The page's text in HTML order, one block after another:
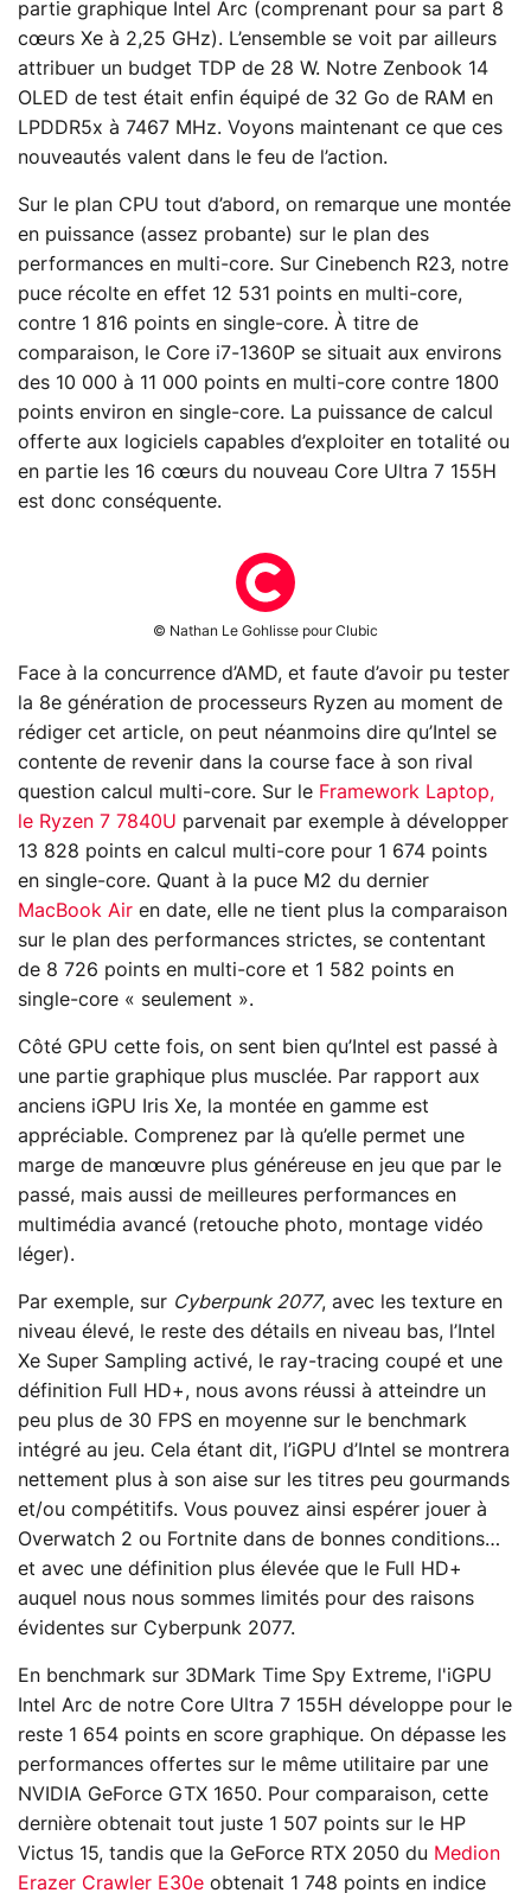
partie graphique Intel Arc (comprenant pour sa part 8
cœurs Xe à 2,25 GHz). L’ensemble se voit par ailleurs
attribuer un budget TDP de 28 W. Notre Zenbook 14
OLED de test était enfin équipé de 32 Go de RAM en
LPDDR5x à 7467 MHz. Voyons maintenant ce que ces
nouveautés valent dans le feu de l’action.
Sur le plan CPU tout d’abord, on remarque une montée
en puissance (assez probante) sur le plan des
performances en multi-core. Sur Cinebench R23, notre
puce récolte en effet 12 531 points en multi-core,
contre 1 816 points en single-core. À titre de
comparaison, le Core i7-1360P se situait aux environs
des 10 000 à 11 000 points en multi-core contre 1800
points environ en single-core. La puissance de calcul
offerte aux logiciels capables d’exploiter en totalité ou
en partie les 16 cœurs du nouveau Core Ultra 7 155H
est donc conséquente.
© Nathan Le Gohlisse pour Clubic
Face à la concurrence d’AMD, et faute d’avoir pu tester
la 8e génération de processeurs Ryzen au moment de
rédiger cet article, on peut néanmoins dire qu’Intel se
contente de revenir dans la course face à son rival
question calcul multi-core. Sur le Framework Laptop,
le Ryzen 7 7840U parvenait par exemple à développer
13 828 points en calcul multi-core pour 1 674 points
en single-core. Quant à la puce M2 du dernier
MacBook Air en date, elle ne tient plus la comparaison
sur le plan des performances strictes, se contentant
de 8 726 points en multi-core et 1 582 points en
single-core « seulement ».
Côté GPU cette fois, on sent bien qu’Intel est passé à
une partie graphique plus musclée. Par rapport aux
anciens iGPU Iris Xe, la montée en gamme est
appréciable. Comprenez par là qu’elle permet une
marge de manœuvre plus généreuse en jeu que par le
passé, mais aussi de meilleures performances en
multimédia avancé (retouche photo, montage vidéo
léger).
Par exemple, sur Cyberpunk 2077, avec les texture en
niveau élevé, le reste des détails en niveau bas, l’Intel
Xe Super Sampling activé, le ray-tracing coupé et une
définition Full HD+, nous avons réussi à atteindre un
peu plus de 30 FPS en moyenne sur le benchmark
intégré au jeu. Cela étant dit, l’iGPU d’Intel se montrera
nettement plus à son aise sur les titres peu gourmands
et/ou compétitifs. Vous pouvez ainsi espérer jouer à
Overwatch 2 ou Fortnite dans de bonnes conditions…
et avec une définition plus élevée que le Full HD+
auquel nous nous sommes limités pour des raisons
évidentes sur Cyberpunk 2077.
En benchmark sur 3DMark Time Spy Extreme, l'iGPU
Intel Arc de notre Core Ultra 7 155H développe pour le
reste 1 654 points en score graphique. On dépasse les
performances offertes sur le même utilitaire par une
NVIDIA GeForce GTX 1650. Pour comparaison, cette
dernière obtenait tout juste 1 507 points sur le HP
Victus 15, tandis que la GeForce RTX 2050 du Medion
Erazer Crawler E30e obtenait 1 748 points en indice